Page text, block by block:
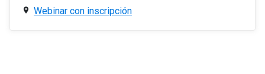
Webinar con inscripción